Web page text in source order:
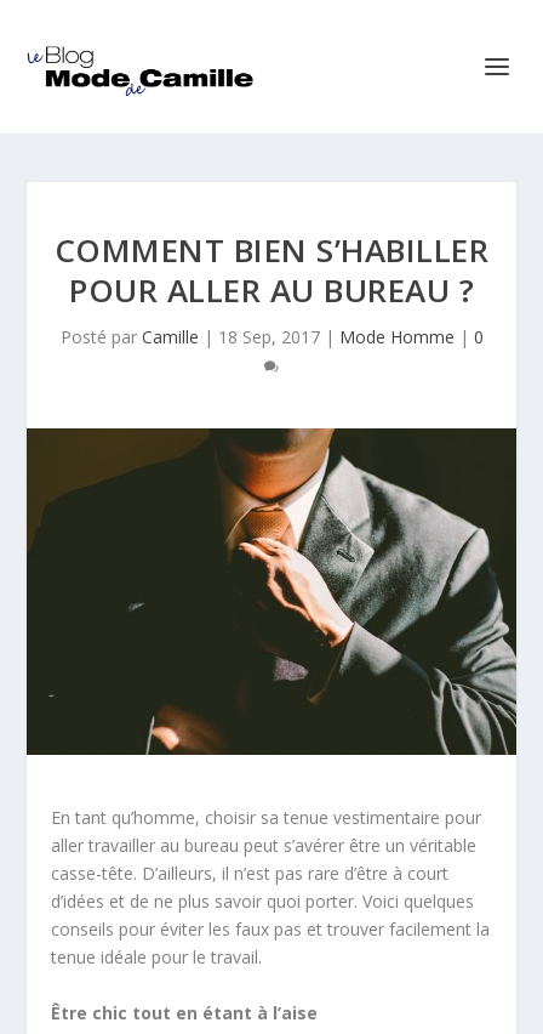
COMMENT BIEN S’HABILLER
POUR ALLER AU BUREAU ?
Posté par Camille | 18 Sep, 2017| Mode Homme | 0
En tant qu’homme, choisir sa tenue vestimentaire pour
aller travailler au bureau peut s’avérer être un véritable
casse-tête. D’ailleurs, il n’est pas rare d’être à court
d’idées et de ne plus savoir quoi porter. Voici quelques
conseils pour éviter les faux pas et trouver facilement la
tenue idéale pour le travail.
Être chic tout en étant à l’aise